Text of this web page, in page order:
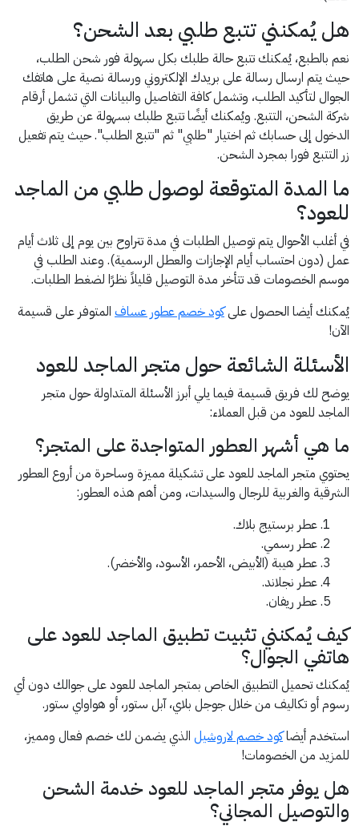
هل يُمكنني تتبع طلبي بعد الشحن؟
نعم بالطبع، يُمكنك تتبع حالة طلبك بكل سهولة فور شحن الطلب،
حيث يتم ارسال رسالة على بريدك الإلكتروني ورسالة نصية على هاتفك
الجوال لتأكيد الطلب، وتشمل كافة التفاصيل والبيانات التي تشمل أرقام
شركة الشحن، التتبع. ويُمكنك أيضًا تتبع طلبك بسهولة عن طريق
الدخول إلى حسابك ثم اختيار "طلبي" ثم "تتبع الطلب". حيث يتم تفعيل
زر التتبع فورا بمجرد الشحن.
ما المدة المتوقعة لوصول طلبي من الماجد
للعود؟
في أغلب الأحوال يتم توصيل الطلبات في مدة تتراوح بين يوم إلى ثلاث أيام
عمل (دون احتساب أيام الإجازات والعطل الرسمية). وعند الطلب في
موسم الخصومات قد تتأخر مدة التوصيل قليلاً نظرًا لضغط الطلبات.
يُمكنك أيضا الحصول علىكود خصم عطور عساف المتوفر على قسيمة
الآن!
الأسئلة الشائعة حول متجر الماجد للعود
يوضح لك فريق قسيمة فيما يلي أبرز الأسئلة المتداولة حول متجر
الماجد للعود من قبل العملاء:
ما هي أشهر العطور المتواجدة على المتجر؟
يحتوي متجر الماجد للعود على تشكيلة مميزة وساحرة من أروع العطور
الشرقية والغربية للرجال والسيدات، ومن أهم هذه العطور:
عطر برستيج بلاك.
عطر رسمي.
عطر هيبة (الأبيض، الأحمر، الأسود، والأخضر).
عطر نجلاند.
عطر ريفان.
كيف يُمكنني تثبيت تطبيق الماجد للعود على
هاتفي الجوال؟
يُمكنك تحميل التطبيق الخاص بمتجر الماجد للعود على جوالك دون أي
رسوم أو تكاليف من خلال جوجل بلاي، آبل ستور، أو هواواي ستور.
استخدم أيضاكود خصم لاروشيل الذي يضمن لك خصم فعال ومميز،
للمزيد من الخصومات!
هل يوفر متجر الماجد للعود خدمة الشحن
والتوصيل المجاني؟